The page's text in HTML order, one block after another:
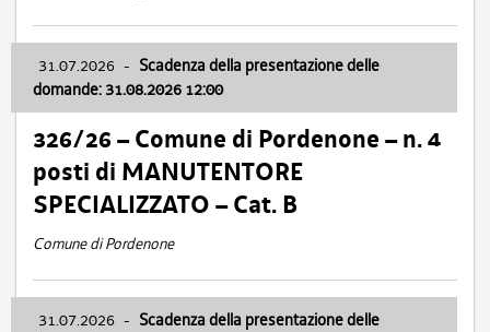
31.07.2026 - Scadenza della presentazione delle
domande: 31.08.2026 12:00
326/26 – Comune di Pordenone – n. 4
posti di MANUTENTORE
SPECIALIZZATO – Cat. B
Comune di Pordenone
31.07.2026 - Scadenza della presentazione delle